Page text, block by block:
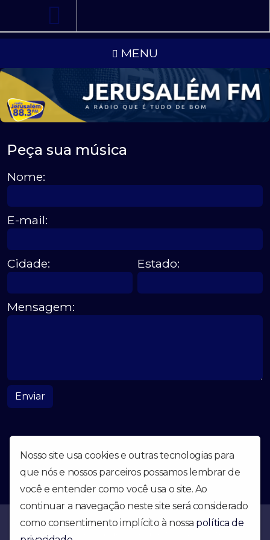
MENU
Peça sua música
Nome:
E-mail:
Cidade: Estado:
Mensagem:
Enviar
Nosso site usa cookies e outras tecnologias para
que nós e nossos parceiros possamos lembrar de
você e entender como você usa o site. Ao
continuar a navegação neste site será considerado
como consentimento implícito à nossa política de
A radio Jerusalém FM é uma emisora popular gospel, que possui
a missão de evangelizar e divertir seus ouvintes